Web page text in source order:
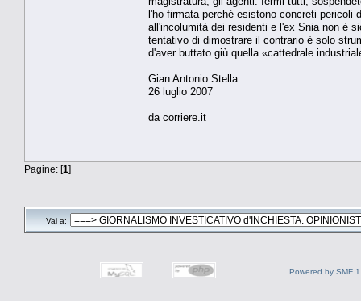
l'ho firmata perché esistono concreti pericoli
all'incolumità dei residenti e l'ex Snia non è
tentativo di dimostrare il contrario è solo
d'aver buttato giù quella «cattedrale
Gian Antonio Stella
26 luglio 2007
da corriere.it
Pagine: [1]
Vai a:
Powered by SMF